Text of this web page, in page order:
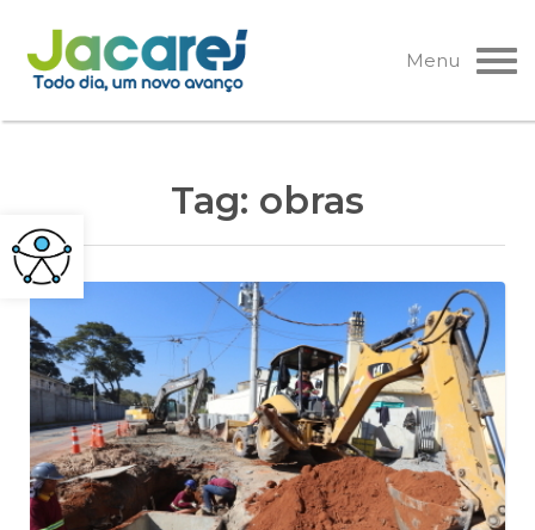
Pular
para
o
Menu
Tag: obras